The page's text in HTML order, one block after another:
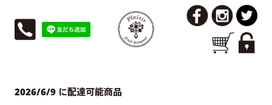
2026/6/9 に配達可能商品